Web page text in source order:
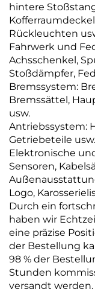
hintere
Rückleuchten
Fahrwerk und
Achsschenkel,
Stoßdämpfer,
Bremssystem:
Bremssättel,
usw.
Antriebssystem:
Getriebeteile usw.
Elektronische
Sensoren,
Logo,
Durch ein
haben wir
eine präzise
der Bestellung
98 % der
Stunden
versandt werden.